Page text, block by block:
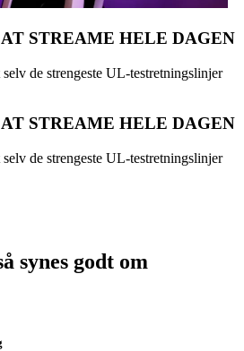
STREAME HELE DAGEN
de strengeste UL-testretningslinjer
STREAME HELE DAGEN
de strengeste UL-testretningslinjer
synes godt om